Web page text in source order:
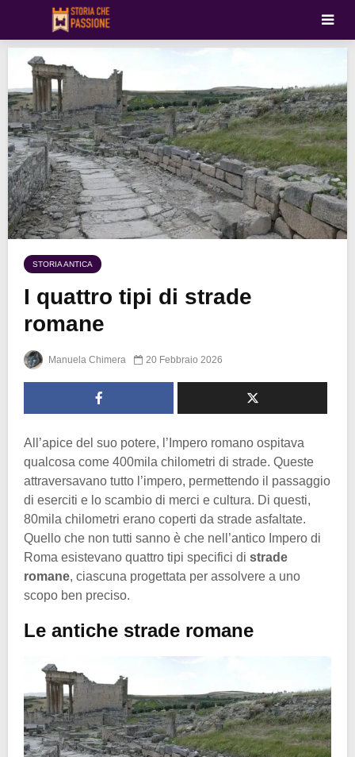
STORIA ANTICA
I quattro tipi di strade
romane
Manuela Chimera 20 Febbraio 2026
All’apice del suo potere, l’Impero romano ospitava
qualcosa come 400mila chilometri di strade. Queste
attraversavano tutto l’impero, permettendo il passaggio
di eserciti e lo scambio di merci e cultura. Di questi,
80mila chilometri erano coperti da strade asfaltate.
Quello che non tutti sanno è che nell’antico Impero di
Roma esistevano quattro tipi specifici di strade
romane, ciascuna progettata per assolvere a uno
scopo ben preciso.
Le antiche strade romane